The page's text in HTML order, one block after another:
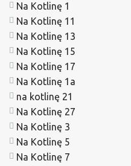
Na Kotlinę 1
Na Kotlinę 11
Na Kotlinę 13
Na Kotlinę 15
Na Kotlinę 17
Na Kotlinę 1a
na kotlinę 21
Na Kotlinę 27
Na Kotlinę 3
Na Kotlinę 5
Na Kotlinę 7